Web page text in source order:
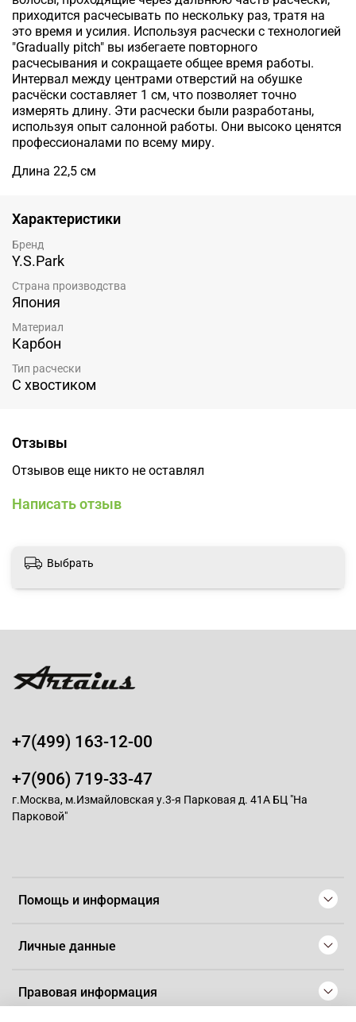
приходится расчесывать по нескольку раз, тратя на
это время и усилия. Используя расчески с технологией
"Gradually pitch" вы избегаете повторного
расчесывания и сокращаете общее время работы.
Интервал между центрами отверстий на обушке
расчёски составляет 1 см, что позволяет точно
измерять длину. Эти расчески были разработаны,
используя опыт салонной работы. Они высоко ценятся
профессионалами по всему миру.
Длина 22,5 см
Характеристики
Бренд
Y.S.Park
Страна производства
Япония
Материал
Карбон
Тип расчески
С хвостиком
Отзывы
Отзывов еще никто не оставлял
Написать отзыв
Выбрать
Помощь и информация
Личные данные
Правовая информация
+7(499) 163-12-00
+7(906) 719-33-47
г.Москва, м.Измайловская у.3-я Парковая д. 41А БЦ "На
Парковой"